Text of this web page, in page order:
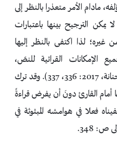
مادام الأمر متعذرا بالنظر إلى
الترجيح بينها باعتبارات
لذا اكتفى بالنظر إليها
الإمكانات القرائية للنصّ،
ومعتمدًا «طريقة انتقائية» (احنانة، 2017: 336، 337). وقد ترك
أمام القارئ دونَ أن يفرض قراءةً
فعلا في هوامشه المبثوثة في